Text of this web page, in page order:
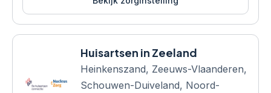
Huisartsen in Zeeland
Heinkenszand, Zeeuws-Vlaanderen,
Schouwen-Duiveland, Noord-